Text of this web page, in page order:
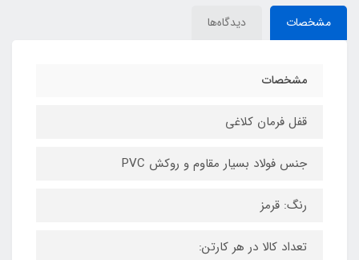
مشخصات دیدگاه‌ها
مشخصات
قفل فرمان کلاغی
جنس فولاد بسیار مقاوم و روکش PVC
رنگ: قرمز
تعداد کالا در هر کارتن: